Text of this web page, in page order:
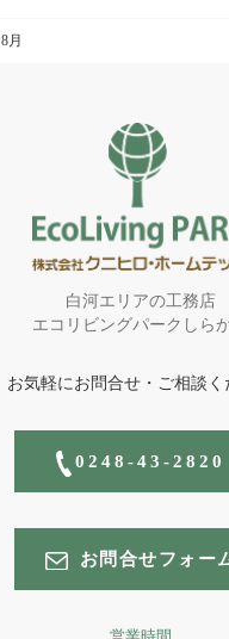
8月
白河エリアの工務店
エコリビングパークしら
お気軽にお問合せ・ご相談く
0248-43-2820
お問合せフォー